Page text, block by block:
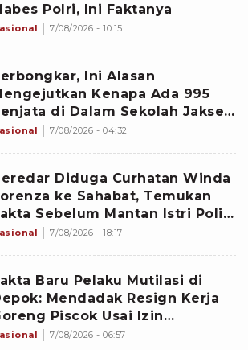
Polri, Ini Faktanya
7/08/2026 - 10:15
Ini Alasan
Kenapa Ada 995
di Dalam Sekolah Jaksel
2020
7/08/2026 - 04:32
Diduga Curhatan Winda
ke Sahabat, Temukan
Sebelum Mantan Istri Polisi
Medan Tewas
7/08/2026 - 18:17
Baru Pelaku Mutilasi di
Mendadak Resign Kerja
Piscok Usai Izin
di Mal
7/08/2026 - 06:57